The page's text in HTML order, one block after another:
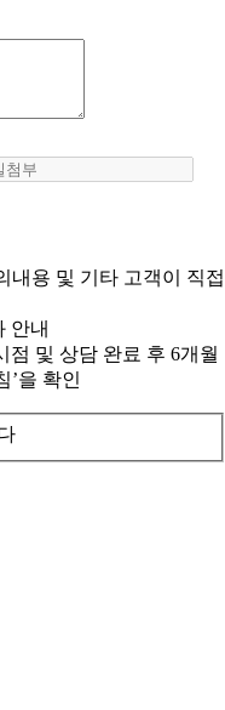
내용 및 기타 고객이 직접
안내
점 및 상담 완료 후 6개월
’을 확인